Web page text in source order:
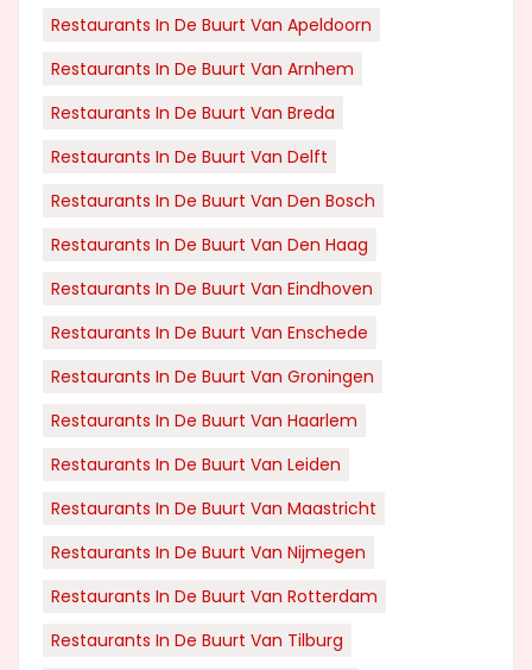
Restaurants In De Buurt Van Apeldoorn
Restaurants In De Buurt Van Arnhem
Restaurants In De Buurt Van Breda
Restaurants In De Buurt Van Delft
Restaurants In De Buurt Van Den Bosch
Restaurants In De Buurt Van Den Haag
Restaurants In De Buurt Van Eindhoven
Restaurants In De Buurt Van Enschede
Restaurants In De Buurt Van Groningen
Restaurants In De Buurt Van Haarlem
Restaurants In De Buurt Van Leiden
Restaurants In De Buurt Van Maastricht
Restaurants In De Buurt Van Nijmegen
Restaurants In De Buurt Van Rotterdam
Restaurants In De Buurt Van Tilburg